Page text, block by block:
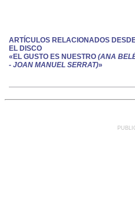
ARTÍCULOS RELACIONADOS
EL DISCO
«EL GUSTO ES NUESTRO (ANA
- JOAN MANUEL SERRAT)»